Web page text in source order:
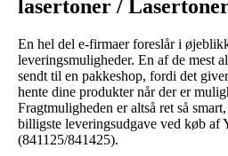
lasertoner /
En hel del e-firmaer foreslår i
leveringsmuligheder. En af de mest
sendt til en pakkeshop, fordi det
hente dine produkter når der er
Fragtmuligheden er altså ret så
billigste leveringsudgave ved køb af
(841125/841425).